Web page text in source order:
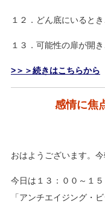
１２．どん底にいると
１３．可能性の扉が開
>＞＞続きはこちらから
感情に焦
おはようございます。
今日は１３：００～１
「アンチエイジング・